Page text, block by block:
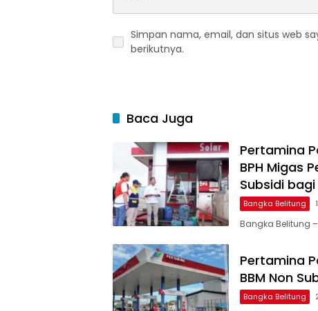
Simpan nama, email, dan situs web
berikutnya.
Baca Juga
Pertamina
BPH Migas
Subsidi bagi
Bangka Belitung
Bangka Belitung
Pertamina
BBM Non
Bangka Belitung